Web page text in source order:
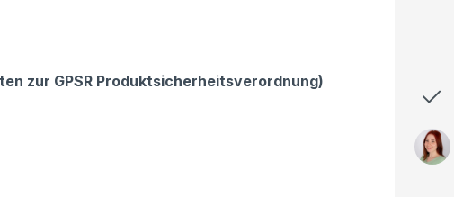
zur GPSR Produktsicherheitsverordnung)